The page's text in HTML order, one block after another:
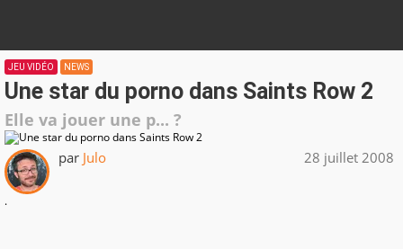
JEU VIDÉO NEWS
Une star du porno dans Saints Row 2
Elle va jouer une p... ?
par Julo 28 juillet 2008
.